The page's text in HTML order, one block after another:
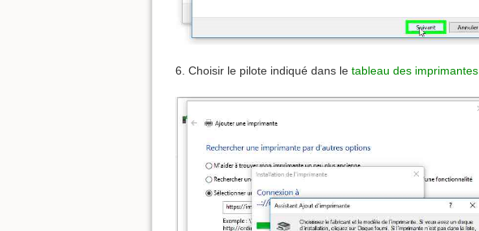
6. Choisir le pilote indiqué dans le tableau des imprimantes